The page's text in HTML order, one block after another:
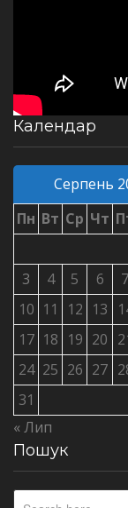
Календар
Серпень
Пн Вт Ср Чт
3
4 5 6 7
10 11 12 13
17 18 19 20
24 25 26 27
31
« Лип
Пошук